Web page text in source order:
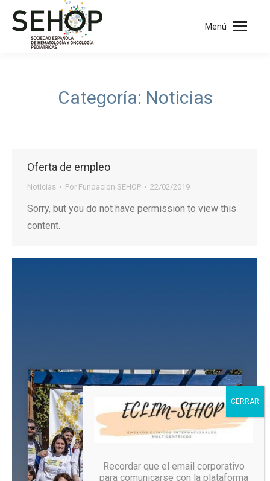
Menú
Categoría: Noticias
Oferta de empleo
Noticias Por Fundacion SEHOP 22/02/2019
Sorry, but you do not have permission to view this
content.
Recordar que el email corporativo
para comunicarse con la plataforma